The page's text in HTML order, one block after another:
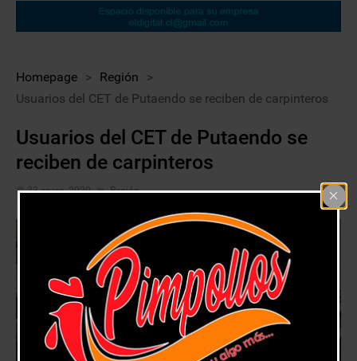
Homepage > Región
>
Usuarios del CET de Putaendo se reciben de carpinteros
Usuarios del CET de Putaendo se
reciben de carpinteros
23 enero, 2020 Región